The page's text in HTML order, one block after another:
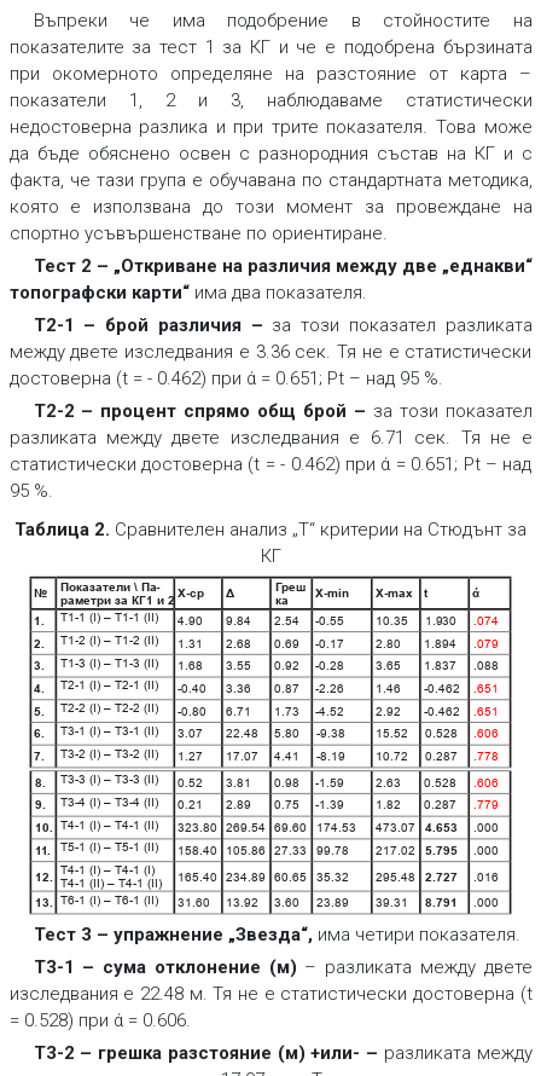
Въпреки че има подобрение в стойностите на
показателите за тест 1 за КГ и че е подобрена бързината
при окомерното определяне на разстояние от карта –
показатели 1, 2 и 3, наблюдаваме статистически
недостоверна разлика и при трите показателя. Това може
да бъде обяснено освен с разнородния състав на КГ и с
факта, че тази група е обучавана по стандартната методика,
която е използвана до този момент за провеждане на
спортно усъвършенстване по ориентиране.
Тест 2 – „Откриване на различия между две „еднакви“
топографски карти“ има два показателя.
Т2-1 – брой различия – за този показател разликата
между двете изследвания е 3.36 сек. Тя не е статистически
достоверна (t = - 0.462) при ά = 0.651; Pt – над 95 %.
Т2-2 – процент спрямо общ брой – за този показател
разликата между двете изследвания е 6.71 сек. Тя не е
статистически достоверна (t = - 0.462) при ά = 0.651; Pt – над
95 %.
Таблица 2. Сравнителен анализ „Т“ критерии на Стюдънт за
КГ
№
Показатели \ Па-
раметри за КГ1 и 2
Х-ср Δ
Греш
ка
Х-min Х-max t ά
1. Т1-1 (І) – Т1-1 (ІІ) 4.90 9.84 2.54 -0.55 10.35 1.930 .074
2. Т1-2 (І) – Т1-2 (ІІ) 1.31 2.68 0.69 -0.17 2.80 1.894 .079
3. Т1-3 (І) – Т1-3 (ІІ) 1.68 3.55 0.92 -0.28 3.65 1.837 .088
4. Т2-1 (І) – Т2-1 (ІІ) -0.40 3.36 0.87 -2.26 1.46 -0.462 .651
5. Т2-2 (І) – Т2-2 (ІІ) -0.80 6.71 1.73 -4.52 2.92 -0.462 .651
6. Т3-1 (І) – Т3-1 (ІІ) 3.07 22.48 5.80 -9.38 15.52 0.528 .606
7. Т3-2 (І) – Т3-2 (ІІ) 1.27 17.07 4.41 -8.19 10.72 0.287 .778
8. Т3-3 (І) – Т3-3 (ІІ) 0.52 3.81 0.98 -1.59 2.63 0.528 .606
9. Т3-4 (І) – Т3-4 (ІІ) 0.21 2.89 0.75 -1.39 1.82 0.287 .779
10. Т4-1 (І) – Т4-1 (ІІ) 323.80 269.54 69.60 174.53 473.07 4.653 .000
11 Т5-1 (І) – Т5-1 (ІІ) 158.40 105.86 27.33 99.78 217.02 5.795 .000
12.
Т4-1 (І) – Т4-1 (І)
Т4-1 (ІІ) – Т4-1 (ІІ)
165.40 234.89 60.65 35.32 295.48 2.727 .016
13. Т6-1 (І) – Т6-1 (ІІ) 31.60 13.92 3.60 23.89 39.31 8.791 .000
Тест 3 – упражнение „Звезда“,има четири показателя.
Т3-1 – сума отклонение (м) – разликата между двете
изследвания е 22.48 м. Тя не е статистически достоверна (t
= 0.528) при ά = 0.606.
Т3-2 – грешка разстояние (м) +или- – разликата между